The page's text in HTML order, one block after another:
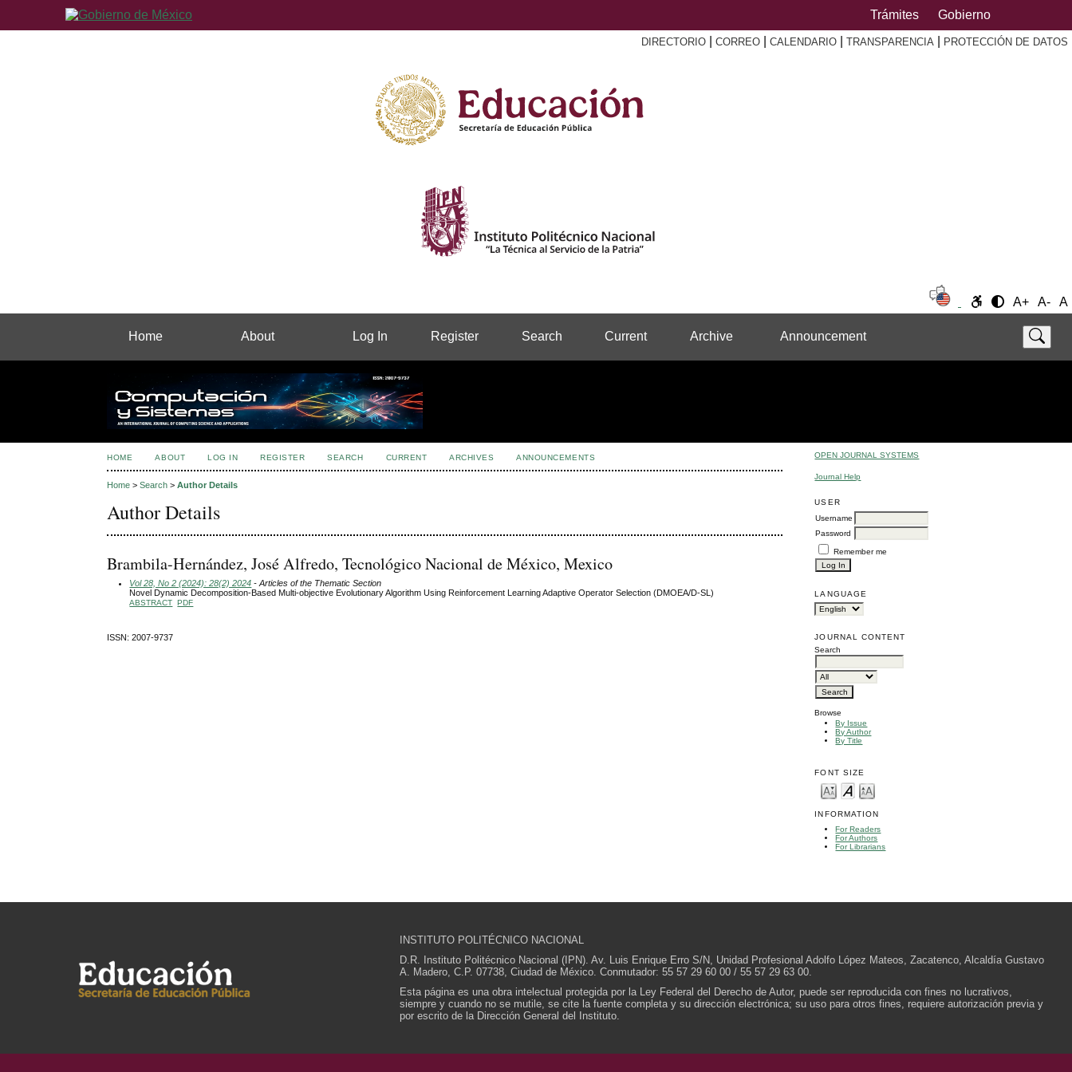
Trámites Gobierno
DIRECTORIO CORREO CALENDARIO TRANSPARENCIA PROTECCIÓN DE DATOS
A+ A- A
Home About Log In Register Search Current Archive Announcement
OPEN JOURNAL SYSTEMS
Journal Help
USER
Username
Password
Remember me
LANGUAGE
JOURNAL CONTENT
Search
Browse
By Issue
By Author
By Title
FONT SIZE
INFORMATION
For Readers
For Authors
For Librarians
HOME ABOUT LOG IN REGISTER SEARCH CURRENT ARCHIVES ANNOUNCEMENTS
Home >Search >Author Details
Author Details
Brambila-Hernández, José Alfredo, Tecnológico Nacional de México, Mexico
Vol 28, No 2 (2024): 28(2) 2024 - Articles of the Thematic Section
Novel Dynamic Decomposition-Based Multi-objective Evolutionary Algorithm Using Reinforcement Learning Adaptive Operator Selection (DMOEA/D-SL)
ABSTRACT PDF
ISSN: 2007-9737
INSTITUTO POLITÉCNICO NACIONAL
D.R. Instituto Politécnico Nacional (IPN). Av. Luis Enrique Erro S/N, Unidad Profesional Adolfo López Mateos, Zacatenco, Alcaldía Gustavo
A. Madero, C.P. 07738, Ciudad de México. Conmutador: 55 57 29 60 00 / 55 57 29 63 00.
Esta página es una obra intelectual protegida por la Ley Federal del Derecho de Autor, puede ser reproducida con fines no lucrativos,
siempre y cuando no se mutile, se cite la fuente completa y su dirección electrónica; su uso para otros fines, requiere autorización previa y
por escrito de la Dirección General del Instituto.